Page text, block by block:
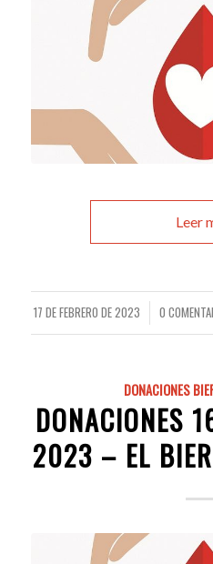
Leer
17 DE FEBRERO DE 2023
/ 0 /
DONACIONES
DONACIONES
2023 – EL